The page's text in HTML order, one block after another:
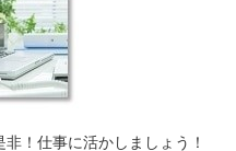
！仕事に活かしましょう！